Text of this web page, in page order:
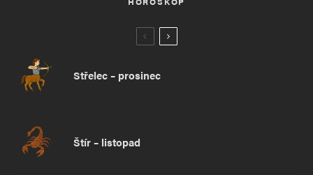
Střelec – prosinec
Štír – listopad